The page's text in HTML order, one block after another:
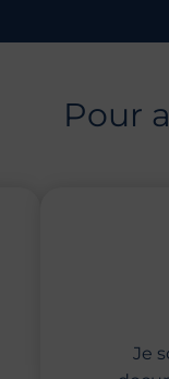
Pour
Je